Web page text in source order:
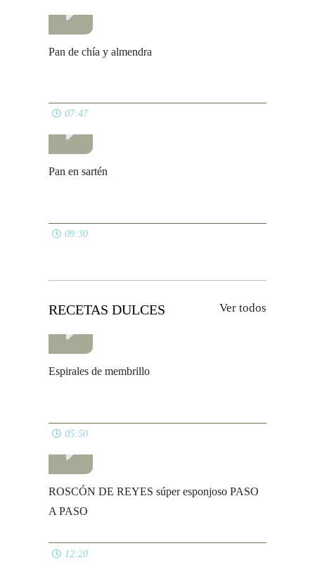
Pan de chía y almendra
07:47
Pan en sartén
09:30
RECETAS DULCES Ver todos
Espirales de membrillo
05:50
ROSCÓN DE REYES súper esponjoso PASO
A PASO
12:20